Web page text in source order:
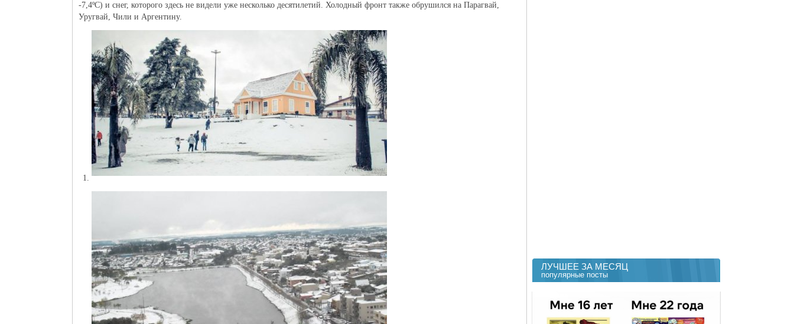
-7,4ºС) и снег, которого здесь не видели уже несколько десятилетий. Холодный фронт также обрушился на Парагвай,
Уругвай, Чили и Аргентину.
ЛУЧШЕЕ ЗА МЕСЯЦ
популярные посты